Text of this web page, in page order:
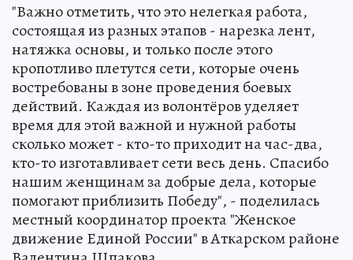
"Важно отметить, что это нелегкая работа,
состоящая из разных этапов - нарезка лент,
натяжка основы, и только после этого
кропотливо плетутся сети, которые очень
востребованы в зоне проведения боевых
действий. Каждая из волонтёров уделяет
время для этой важной и нужной работы
сколько может - кто-то приходит на час-два,
кто-то изготавливает сети весь день. Спасибо
нашим женщинам за добрые дела, которые
помогают приблизить Победу", - поделилась
местный координатор проекта "Женское
движение Единой России" в Аткарском районе